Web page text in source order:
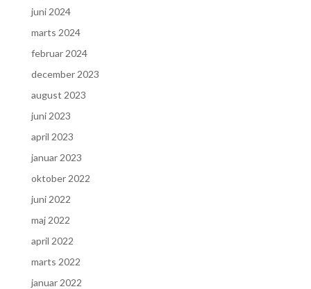
juni 2024
marts 2024
februar 2024
december 2023
august 2023
juni 2023
april 2023
januar 2023
oktober 2022
juni 2022
maj 2022
april 2022
marts 2022
januar 2022